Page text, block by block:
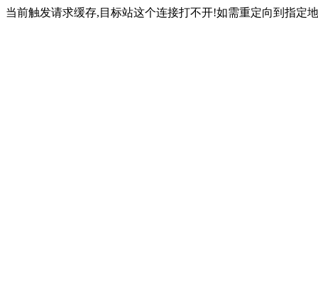
当前触发请求缓存,目标站这个连接打不开!如需重定向到指定